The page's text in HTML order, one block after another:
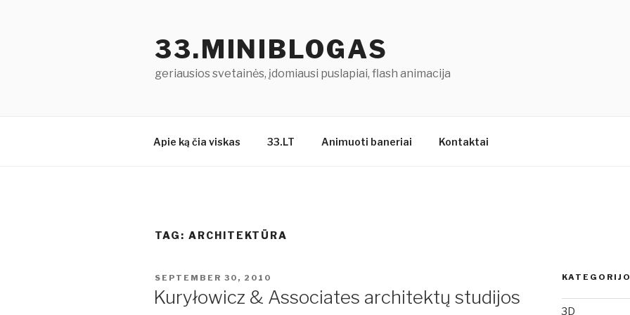
33.MINIBLOGAS
geriausios svetainės, įdomiausi puslapiai, flash animacija
Apie ką čia viskas 33.LT Animuoti baneriai Kontaktai
TAG: ARCHITEKTŪRA
POSTED
ON
SEPTEMBER 30, 2010
Kuryłowicz & Associates architektų studijos
3D